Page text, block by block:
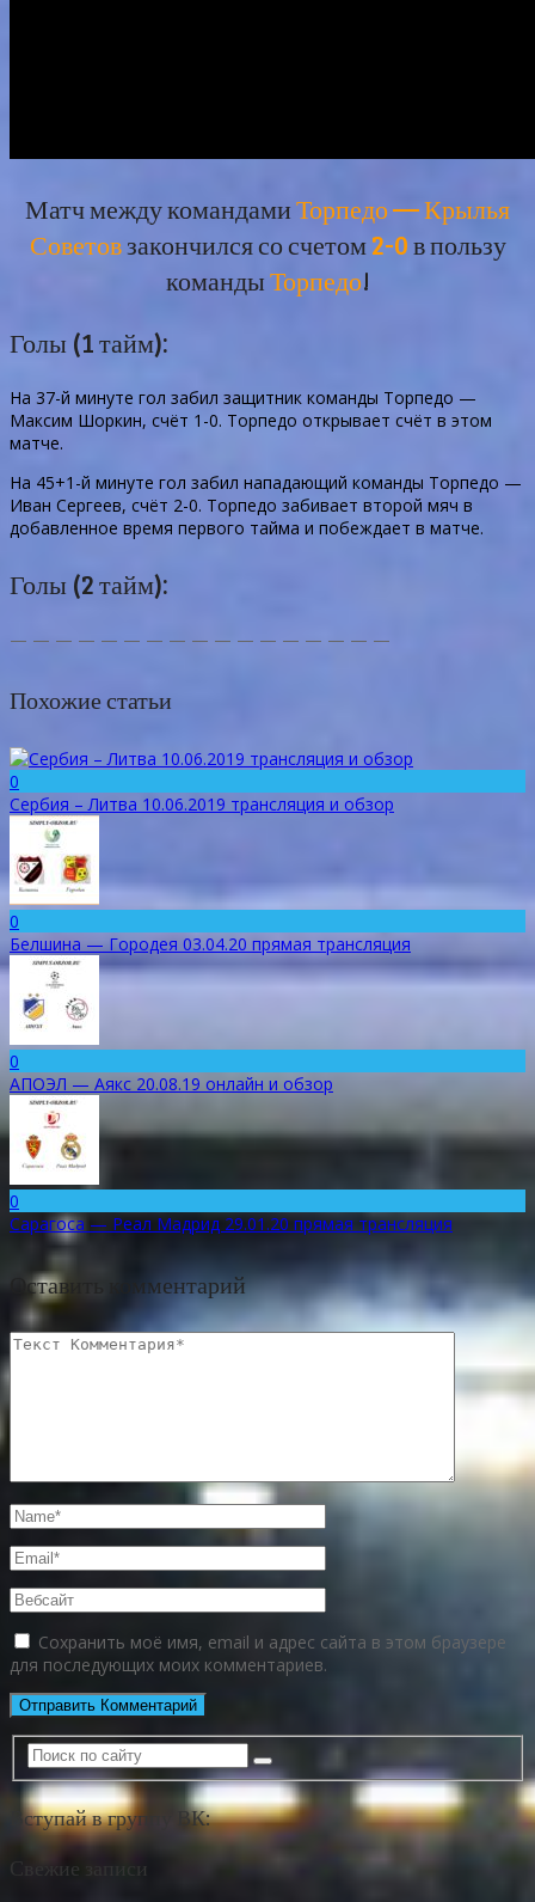
Матч между командамиТорпедо — Крылья
Советовзакончился со счетом2-0в пользу
командыТорпедо!
Голы (1 тайм):
На 37-й минуте гол забил защитник команды Торпедо —
Максим Шоркин, счёт 1-0. Торпедо открывает счёт в этом
матче.
На 45+1-й минуте гол забил нападающий команды Торпедо —
Иван Сергеев, счёт 2-0. Торпедо забивает второй мяч в
добавленное время первого тайма и побеждает в матче.
Голы (2 тайм):
— — — — — — — — — — — — — — — — —
Похожие статьи
0
Сербия – Литва 10.06.2019 трансляция и обзор
0
Белшина — Городея 03.04.20 прямая трансляция
0
АПОЭЛ — Аякс 20.08.19 онлайн и обзор
0
Сарагоса — Реал Мадрид 29.01.20 прямая трансляция
Оставить комментарий
Сохранить моё имя, email и адрес сайта в этом браузере
для последующих моих комментариев.
Вступай в группу ВК:
Свежие записи